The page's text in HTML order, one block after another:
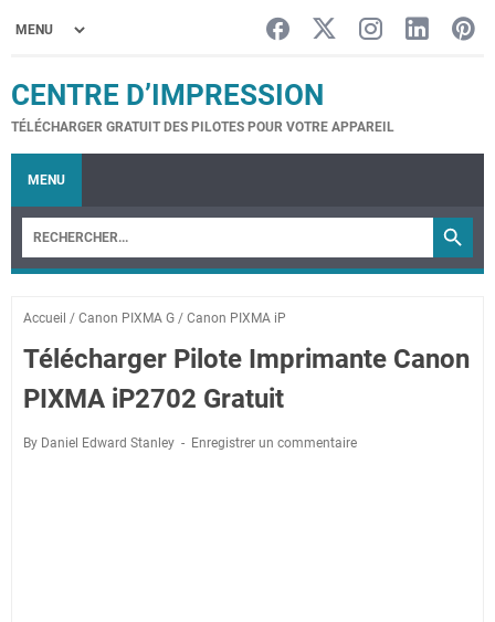
CENTRE D’IMPRESSION
TÉLÉCHARGER GRATUIT DES PILOTES POUR VOTRE APPAREIL
MENU
Accueil / Canon PIXMA G / Canon PIXMA iP
Télécharger Pilote Imprimante Canon
PIXMA iP2702 Gratuit
By Daniel Edward Stanley Enregistrer un commentaire